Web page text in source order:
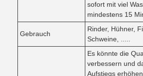
sofort mit viel
mindestens 15
Gebrauch
Rinder, Hühner,
Schweine, .....
Es könnte die
verbessern und
Aufstiegs